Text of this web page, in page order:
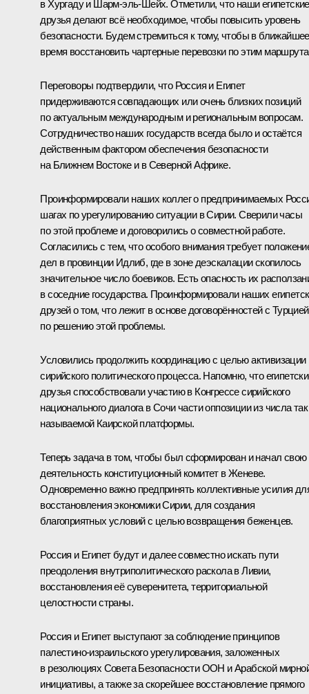
в Хургаду и Шарм-эль-Шейх. Отметили, что наши египетские
друзья делают всё необходимое, чтобы повысить уровень
безопасности. Будем стремиться к тому, чтобы в ближайшее
время восстановить чартерные перевозки по этим
Переговоры подтвердили, что Россия и Египет
придерживаются совпадающих или очень близких позиций
по актуальным международным и региональным вопросам.
Сотрудничество наших государств всегда было и остаётся
действенным фактором обеспечения безопасности
на Ближнем Востоке и в Северной Африке.
Проинформировали наших коллег о предпринимаемых
шагах по урегулированию ситуации в Сирии. Сверили часы
по этой проблеме и договорились о совместной работе.
Согласились с тем, что особого внимания требует
дел в провинции Идлиб, где в зоне деэскалации скопилось
значительное число боевиков. Есть опасность их
в соседние государства. Проинформировали наших
друзей о том, что лежит в основе договорённостей с Турцией
по решению этой проблемы.
Условились продолжить координацию с целью активизации
сирийского политического процесса. Напомню, что
друзья способствовали участию в Конгрессе сирийского
национального диалога в Сочи части оппозиции из числа так
называемой Каирской платформы.
Теперь задача в том, чтобы был сформирован и начал свою
деятельность конституционный комитет в Женеве.
Одновременно важно предпринять коллективные усилия
восстановления экономики Сирии, для создания
благоприятных условий с целью возвращения беженцев.
Россия и Египет будут и далее совместно искать пути
преодоления внутриполитического раскола в Ливии,
восстановления её суверенитета, территориальной
целостности страны.
Россия и Египет выступают за соблюдение принципов
палестино-израильского урегулирования, заложенных
в резолюциях Совета Безопасности ООН и Арабской
инициативы, а также за скорейшее восстановление прямого